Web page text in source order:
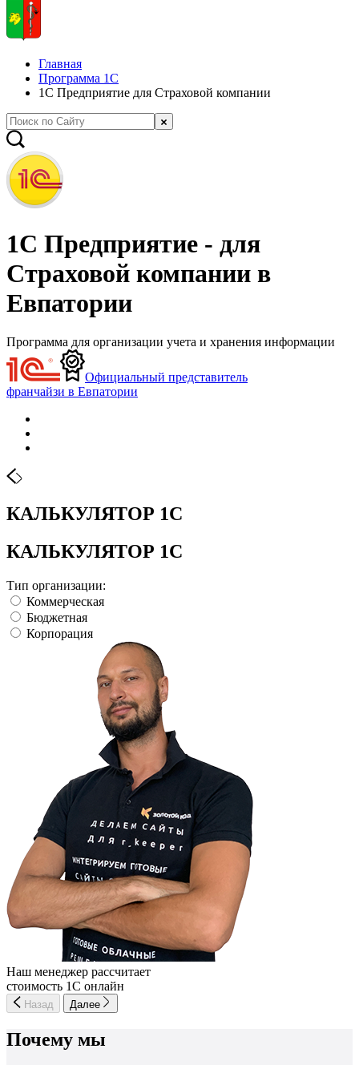
Главная
Программа 1С
1С Предприятие для Страховой компании
1С Предприятие - для
Страховой компании в
Евпатории
Программа для организации учета и хранения информации
Официальный представитель
франчайзи в Евпатории
КАЛЬКУЛЯТОР 1С
КАЛЬКУЛЯТОР 1С
Тип организации:
Коммерческая
Бюджетная
Корпорация
Наш менеджер рассчитает
стоимость 1С онлайн
Назад Далее
Почему мы